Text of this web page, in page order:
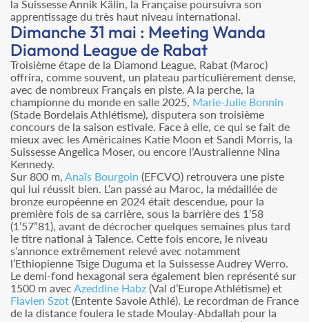
la Suissesse Annik Kälin, la Française poursuivra son
apprentissage du très haut niveau international.
Dimanche 31 mai : Meeting Wanda
Diamond League de Rabat
Troisième étape de la Diamond League, Rabat (Maroc)
offrira, comme souvent, un plateau particulièrement dense,
avec de nombreux Français en piste. A la perche, la
championne du monde en salle 2025, Marie-Julie Bonnin
(Stade Bordelais Athlétisme), disputera son troisième
concours de la saison estivale. Face à elle, ce qui se fait de
mieux avec les Américaines Katie Moon et Sandi Morris, la
Suissesse Angelica Moser, ou encore l’Australienne Nina
Kennedy.
Sur 800 m, Anaïs Bourgoin (EFCVO) retrouvera une piste
qui lui réussit bien. L’an passé au Maroc, la médaillée de
bronze européenne en 2024 était descendue, pour la
première fois de sa carrière, sous la barrière des 1’58
(1’57”81), avant de décrocher quelques semaines plus tard
le titre national à Talence. Cette fois encore, le niveau
s’annonce extrêmement relevé avec notamment
l’Ethiopienne Tsige Duguma et la Suissesse Audrey Werro.
Le demi-fond hexagonal sera également bien représenté sur
1500 m avec Azeddine Habz (Val d’Europe Athlétisme) et
Flavien Szot (Entente Savoie Athlé). Le recordman de France
de la distance foulera le stade Moulay-Abdallah pour la